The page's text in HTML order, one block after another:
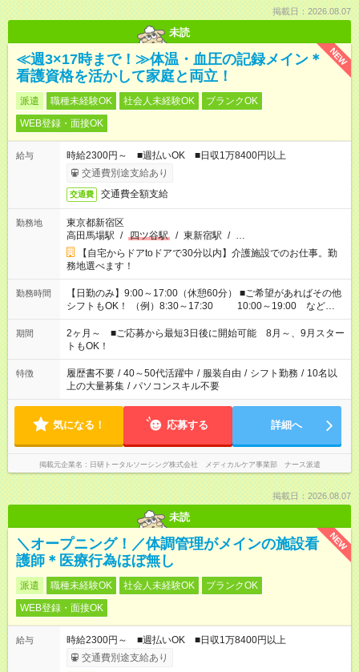
掲載日：2026.08.07
未読
NEW
≪週3×17時まで！≫体温・血圧の記録メイン＊
看護資格を活かして家庭と両立！
派遣 職種未経験OK 社会人未経験OK
ブランクOK
WEB登録・面接OK
給与
時給2300円～ ■週払いOK ■日収1万8400円以上
交通費別途支給あり
交通費 交通費全額支給
勤務地
東京都新宿区
高田馬場駅 / 四ツ谷駅 / 東新宿駅 / …
【自宅からドアtoドアで30分以内】介護施設でのお仕事。勤
務地選べます！
勤務時間
【日勤のみ】9:00～17:00（休憩60分） ■ご希望があればその他
シフトもOK！ （例）8:30～17:30 10:00～19:00 など
「家族とお休みを合わせたい」 「できれば残業はしたくない」
など、あなたのご希望に沿ったお仕事をご紹介します！ ※Wワ
ーク希望の方へ 今ご覧のお仕事で希望する勤務時間と、もう1つ
のお仕事の勤務時間。 合計で週40時間を超える場合は応募でき
ません
期間
2ヶ月～ ■ご応募から最短3日後に開始可能 8月～、9月スター
トもOK！
特徴 履歴書不要 / 40～50代活躍中 / 服装自由 / シフト勤務 / 10名以
上の大量募集 / パソコンスキル不要
気になる！ 応募する 詳細へ
掲載元企業名 日研トータルソーシング株式会社 メディカルケア事業部 ナース派遣
掲載日：2026.08.07
未読
NEW
＼オープニング！／体調管理がメインの施設看
護師＊医療行為ほぼ無し
派遣 職種未経験OK 社会人未経験OK
ブランクOK
WEB登録・面接OK
給与
時給2300円～ ■週払いOK ■日収1万8400円以上
交通費別途支給あり